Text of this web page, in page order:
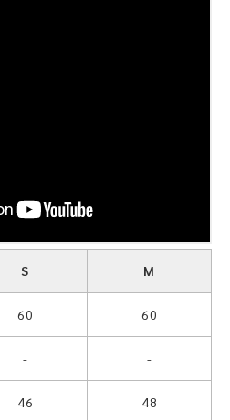
S M
60 60
- -
46 48